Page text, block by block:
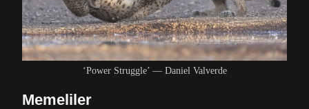
‘Power Struggle’ — Daniel Valverde
Memeliler